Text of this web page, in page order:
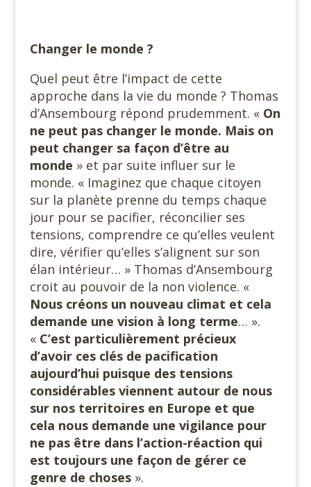
Changer le monde ?
Quel peut être l’impact de cette
approche dans la vie du monde ? Thomas
d’Ansembourg répond prudemment. « On
ne peut pas changer le monde. Mais on
peut changer sa façon d’être au
monde » et par suite influer sur le
monde. « Imaginez que chaque citoyen
sur la planète prenne du temps chaque
jour pour se pacifier, réconcilier ses
tensions, comprendre ce qu’elles veulent
dire, vérifier qu’elles s’alignent sur son
élan intérieur… » Thomas d’Ansembourg
croit au pouvoir de la non violence. «
Nous créons un nouveau climat et cela
demande une vision à long terme… ».
« C’est particulièrement précieux
d’avoir ces clés de pacification
aujourd’hui puisque des tensions
considérables viennent autour de nous
sur nos territoires en Europe et que
cela nous demande une vigilance pour
ne pas être dans l’action-réaction qui
est toujours une façon de gérer ce
genre de choses ».